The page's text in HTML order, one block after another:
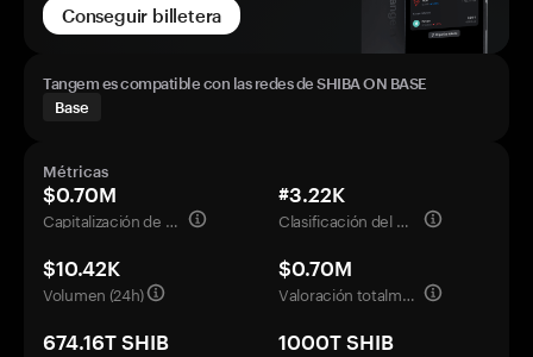
Conseguir billetera
Tangem es compatible con las redes de SHIBA ON BASE
Base
Métricas
$0.70M
Capitalización de mercado
#3.22K
Clasificación del mercado
$10.42K
Volumen (24h)
$0.70M
Valoración totalmente diluida
674.16T SHIB
1000T SHIB